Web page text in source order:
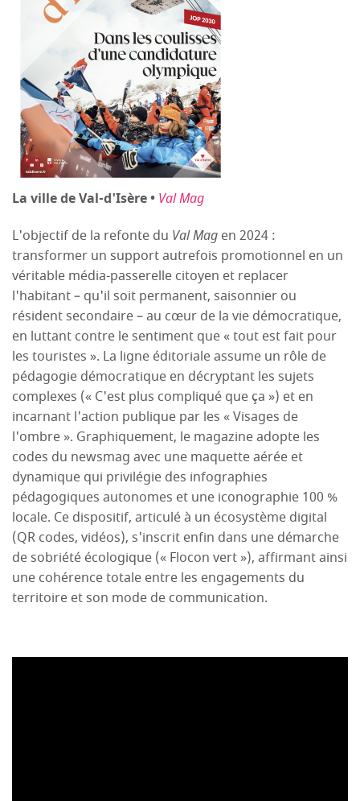
La ville de Val-d'Isère • Val Mag
L'objectif de la refonte du Val Mag en 2024 :
transformer un support autrefois promotionnel en un
véritable média-passerelle citoyen et replacer
l'habitant – qu'il soit permanent, saisonnier ou
résident secondaire – au cœur de la vie démocratique,
en luttant contre le sentiment que « tout est fait pour
les touristes ». La ligne éditoriale assume un rôle de
pédagogie démocratique en décryptant les sujets
complexes (« C'est plus compliqué que ça ») et en
incarnant l'action publique par les « Visages de
l'ombre ». Graphiquement, le magazine adopte les
codes du newsmag avec une maquette aérée et
dynamique qui privilégie des infographies
pédagogiques autonomes et une iconographie 100 %
locale. Ce dispositif, articulé à un écosystème digital
(QR codes, vidéos), s'inscrit enfin dans une démarche
de sobriété écologique (« Flocon vert »), affirmant ainsi
une cohérence totale entre les engagements du
territoire et son mode de communication.